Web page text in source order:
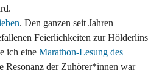
. Den ganzen seit Jahren
Feierlichkeiten zur Hölderlins
ich eine Marathon-Lesung des
Resonanz der Zuhörer*innen war